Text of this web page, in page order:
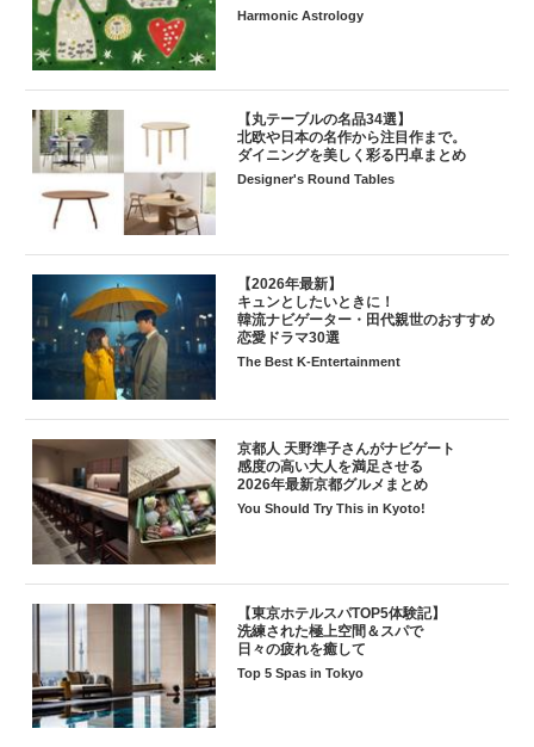
Harmonic Astrology
【丸テーブルの名品34選】
北欧や日本の名作から注目作まで。
ダイニングを美しく彩る円卓まとめ
Designer's Round Tables
【2026年最新】
キュンとしたいときに！
韓流ナビゲーター・田代親世のおすすめ
恋愛ドラマ30選
The Best K-Entertainment
京都人 天野準子さんがナビゲート
感度の高い大人を満足させる
2026年最新京都グルメまとめ
You Should Try This in Kyoto!
【東京ホテルスパTOP5体験記】
洗練された極上空間＆スパで
日々の疲れを癒して
Top 5 Spas in Tokyo